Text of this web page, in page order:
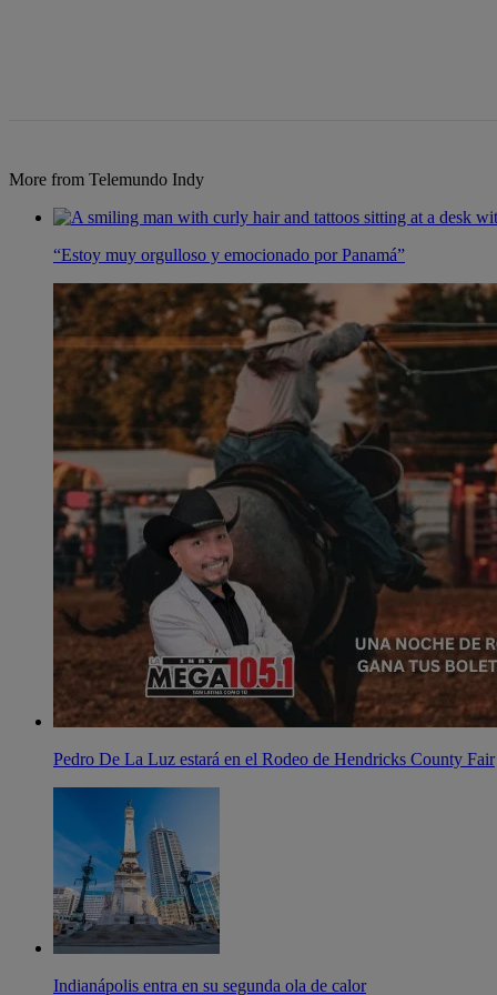
More from Telemundo Indy
“Estoy muy orgulloso y emocionado por Panamá”
Pedro De La Luz estará en el Rodeo de Hendricks County Fair
Indianápolis entra en su segunda ola de calor